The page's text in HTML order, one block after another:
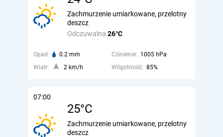
Odczuwalna 26°C
Zachmurzenie umiarkowane, przelotny
deszcz
Opad: 0.2 mm Ciśnienie: 1005 hPa
Wiatr:
2 km/h Wilgotność: 85%
07:00
25°C
Zachmurzenie umiarkowane, przelotny
deszcz